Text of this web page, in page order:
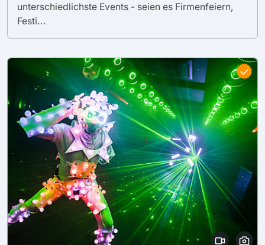
unterschiedlichste Events - seien es Firmenfeiern,
Festi...